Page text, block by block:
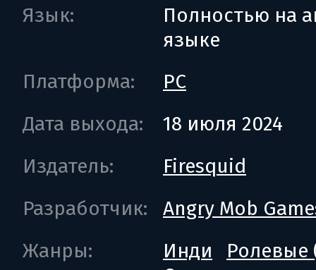
Язык:
Полностью на
языке
Платформа:
PC
Дата выхода:
18 июля 2024
Издатель:
Firesquid
Разработчик:
Angry Mob
Жанры:
Инди
Ролевые